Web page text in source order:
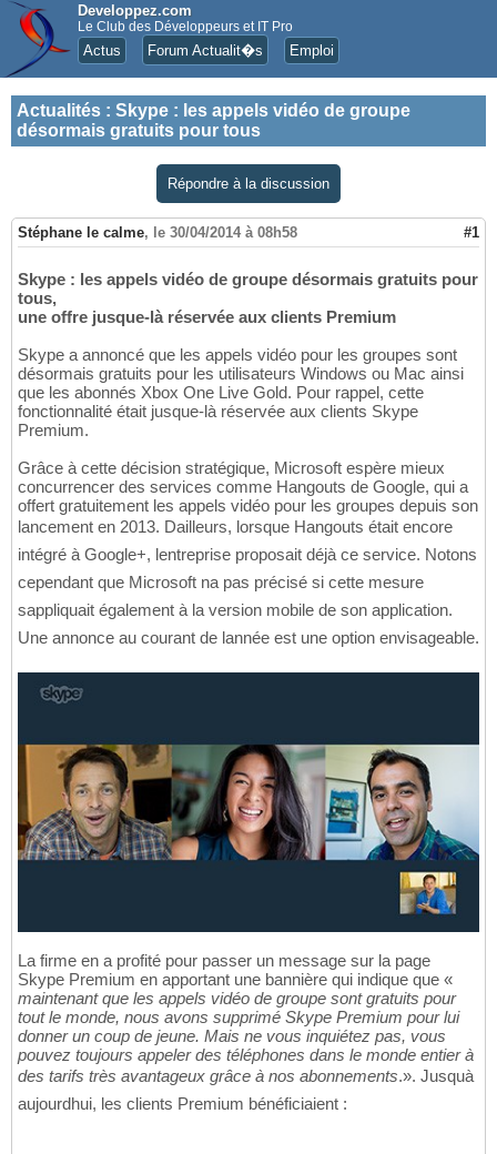
Developpez.com
Le Club des Développeurs et IT Pro
Actus Forum Actualit�s Emploi
Actualités : Skype : les appels vidéo de groupe
désormais gratuits pour tous
Répondre à la discussion
Stéphane le calme, le 30/04/2014 à 08h58 #1
Skype : les appels vidéo de groupe désormais gratuits pour
tous,
une offre jusque-là réservée aux clients Premium
Skype a annoncé que les appels vidéo pour les groupes sont
désormais gratuits pour les utilisateurs Windows ou Mac ainsi
que les abonnés Xbox One Live Gold. Pour rappel, cette
fonctionnalité était jusque-là réservée aux clients Skype
Premium.
Grâce à cette décision stratégique, Microsoft espère mieux
concurrencer des services comme Hangouts de Google, qui a
offert gratuitement les appels vidéo pour les groupes depuis son
lancement en 2013. Dailleurs, lorsque Hangouts était encore
intégré à Google+, lentreprise proposait déjà ce service. Notons
cependant que Microsoft na pas précisé si cette mesure
sappliquait également à la version mobile de son application.
Une annonce au courant de lannée est une option envisageable.
La firme en a profité pour passer un message sur la page
Skype Premium en apportant une bannière qui indique que «
maintenant que les appels vidéo de groupe sont gratuits pour
tout le monde, nous avons supprimé Skype Premium pour lui
donner un coup de jeune. Mais ne vous inquiétez pas, vous
pouvez toujours appeler des téléphones dans le monde entier à
des tarifs très avantageux grâce à nos abonnements.». Jusquà
aujourdhui, les clients Premium bénéficiaient :